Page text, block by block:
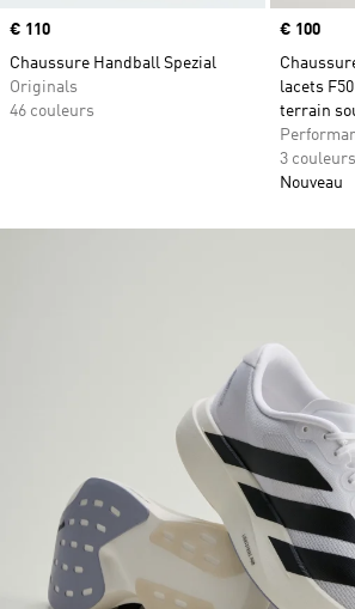
Prix
€ 110
Chaussure Handball Spezial
Originals
46 couleurs
Prix
€ 100
lacets
terrain
3 couleurs
Nouveau